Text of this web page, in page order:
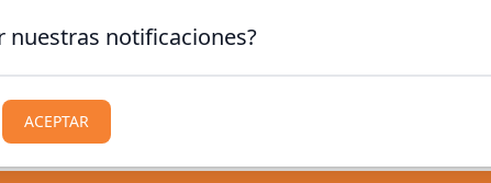
nuestras notificaciones?
ACEPTAR